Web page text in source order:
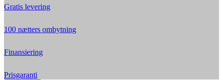
Gratis levering
100 nætters ombytning
Finansiering
Prisgaranti